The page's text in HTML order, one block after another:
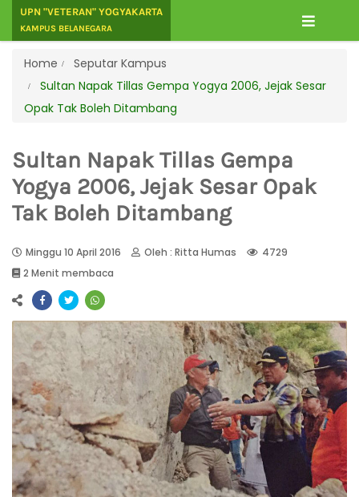
UPN "VETERAN" YOGYAKARTA
KAMPUS BELANEGARA
Home
Seputar Kampus
Sultan Napak Tillas Gempa Yogya 2006, Jejak Sesar
Opak Tak Boleh Ditambang
Sultan Napak Tillas Gempa
Yogya 2006, Jejak Sesar Opak
Tak Boleh Ditambang
Minggu 10 April 2016 Oleh : Ritta Humas
4729
2 Menit membaca